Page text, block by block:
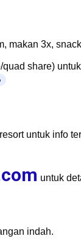
makan 3x,
share)
untuk info
untuk
indah.